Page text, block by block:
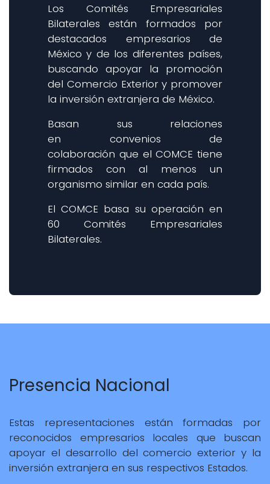
Los Comités Empresariales
Bilaterales están formados por
destacados empresarios de
México y de los diferentes países,
buscando apoyar la promoción
del Comercio Exterior y promover
la inversión extranjera de México.
Basan sus relaciones
en convenios de
colaboración que el COMCE tiene
firmados con al menos un
organismo similar en cada país.
El COMCE basa su operación en
60 Comités Empresariales
Bilaterales.
Presencia Nacional
Estas representaciones están formadas por
reconocidos empresarios locales que buscan
apoyar el desarrollo del comercio exterior y la
inversión extranjera en sus respectivos Estados.